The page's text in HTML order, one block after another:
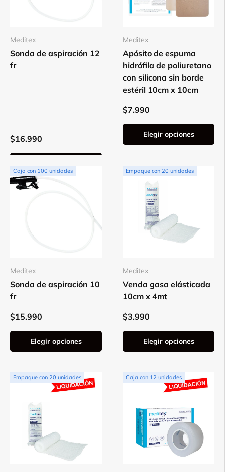
Meditex
Sonda de aspiración 12
fr
$16.990
Meditex
Apósito de espuma
hidrófila de poliuretano
con silicona sin borde
estéril 10cm x 10cm
$7.990
Elegir opciones
Caja con 100 unidades
Meditex
Sonda de aspiración 10
fr
$15.990
Elegir opciones
Empaque con 20 unidades
Meditex
Venda gasa elásticada
10cm x 4mt
$3.990
Elegir opciones
Empaque con 20 unidades Caja con 12 unidades